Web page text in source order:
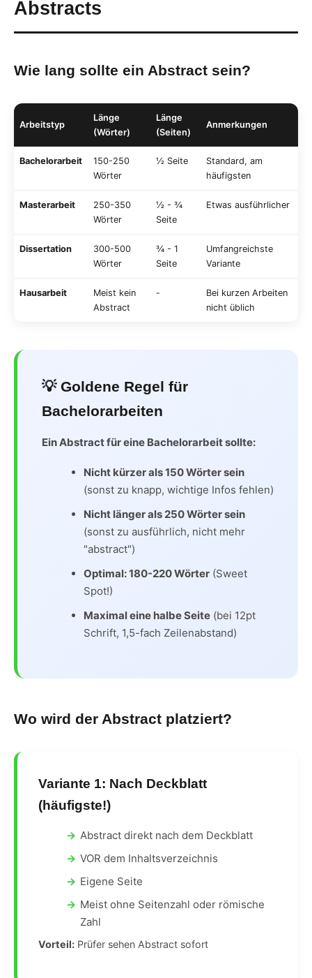
Abstracts
Wie lang sollte ein Abstract sein?
Arbeitstyp
Länge
(Wörter)
Länge
(Seiten)
Anmerkungen
Bachelorarbeit
150-250
Wörter
½ Seite
Standard, am
häufigsten
Masterarbeit
250-350
Wörter
½ - ¾
Seite
Etwas ausführlicher
Dissertation
300-500
Wörter
¾ - 1
Seite
Umfangreichste
Variante
Hausarbeit
Meist kein
Abstract
-
Bei kurzen Arbeiten
nicht üblich
💡 Goldene Regel für
Bachelorarbeiten
Ein Abstract für eine Bachelorarbeit sollte:
Nicht kürzer als 150 Wörter sein
(sonst zu knapp, wichtige Infos fehlen)
Nicht länger als 250 Wörter sein
(sonst zu ausführlich, nicht mehr
"abstract")
Optimal: 180-220 Wörter (Sweet
Spot!)
Maximal eine halbe Seite (bei 12pt
Schrift, 1,5-fach Zeilenabstand)
Wo wird der Abstract platziert?
Variante 1: Nach Deckblatt
(häufigste!)
Abstract direkt nach dem Deckblatt
VOR dem Inhaltsverzeichnis
Eigene Seite
Meist ohne Seitenzahl oder römische
Zahl
Vorteil: Prüfer sehen Abstract sofort